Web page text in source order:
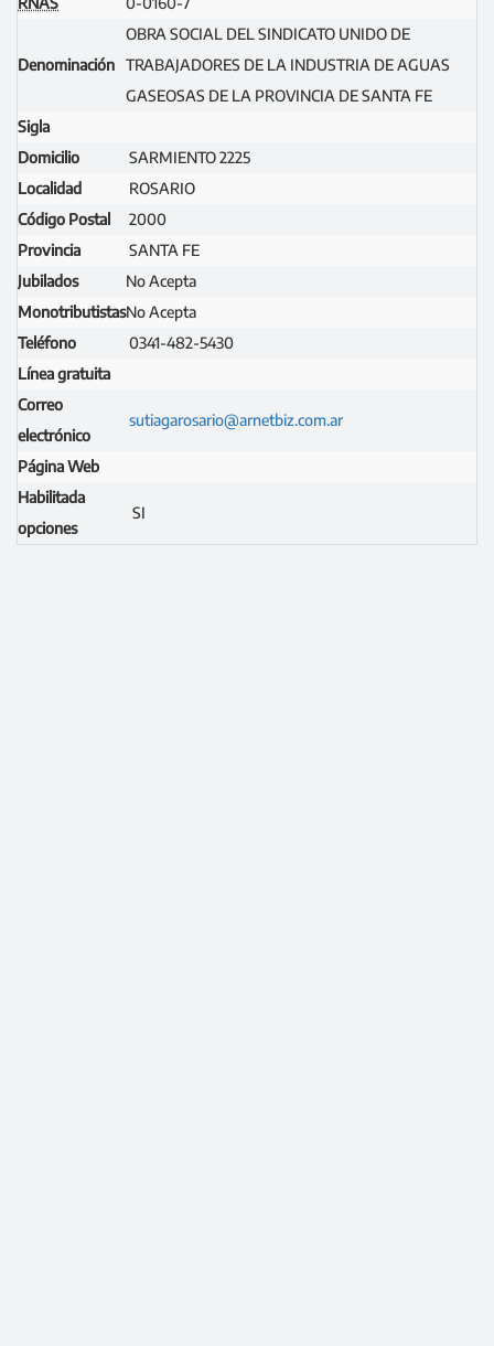
Denominación
OBRA SOCIAL DEL SINDICATO UNIDO DE
TRABAJADORES DE LA INDUSTRIA DE AGUAS
GASEOSAS DE LA PROVINCIA DE SANTA FE
Sigla
Domicilio
SARMIENTO 2225
Localidad
ROSARIO
Código Postal
2000
Provincia
SANTA FE
Jubilados
No Acepta
MonotributistasNo Acepta
Teléfono
0341-482-5430
Línea gratuita
Correo
electrónico
sutiagarosario@arnetbiz.com.ar
Página Web
Habilitada
opciones
SI